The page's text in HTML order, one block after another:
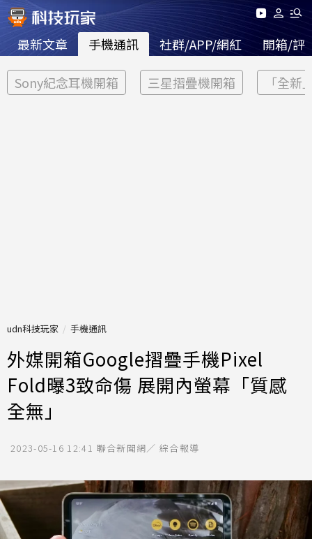
最新文章 手機通訊 社群/APP/網紅 開箱/評
Sony紀念耳機開箱 三星摺疊機開箱 「全新
udn科技玩家 手機通訊
外媒開箱Google摺疊手機Pixel
Fold曝3致命傷 展開內螢幕「質感
全無」
2023-05-16 12:41 聯合新聞網／ 綜合報導